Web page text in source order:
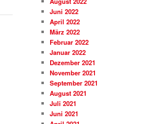
Juni 2022
April 2022
März 2022
Februar 2022
Januar 2022
Dezember 2021
November 2021
September 2021
August 2021
Juli 2021
Juni 2021